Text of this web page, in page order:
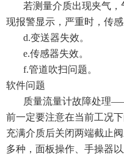
若测量介质出现夹气
现报警显示，严重时，传感
d.变送器失效。
e.传感器失效。
f.管道吹扫问题。
软件问题
质量流量计故障处理
前一定要注意在当前工况
充满介质后关闭两端截止
多种，面板操作、手操器以